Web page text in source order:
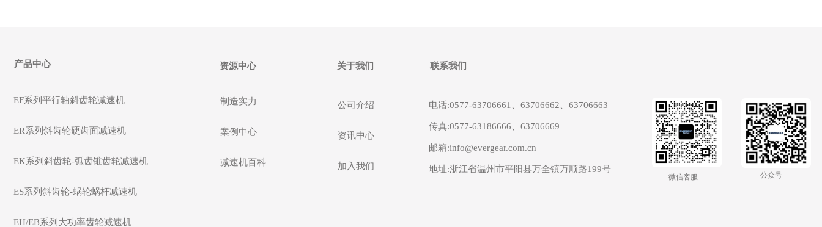
产品中心
EF系列平行轴斜齿轮减速机
ER系列斜齿轮硬齿面减速机
EK系列斜齿轮-弧齿锥齿轮减速机
ES系列斜齿轮-蜗轮蜗杆减速机
EH/EB系列大功率齿轮减速机
资源中心
制造实力
案例中心
减速机百科
关于我们
公司介绍
资讯中心
加入我们
联系我们
电话:0577-63706661、63706662、63706663
传真:0577-63186666、63706669
邮箱:info@evergear.com.cn
地址:浙江省温州市平阳县万全镇万顺路199号
微信客服 公众号